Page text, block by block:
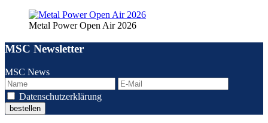
Metal Power Open Air 2026
MSC Newsletter
MSC News
Datenschutzerklärung